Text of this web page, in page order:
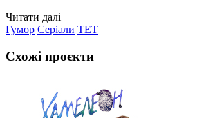
Читати далі
Гумор Серіали ТЕТ
Схожі проєкти